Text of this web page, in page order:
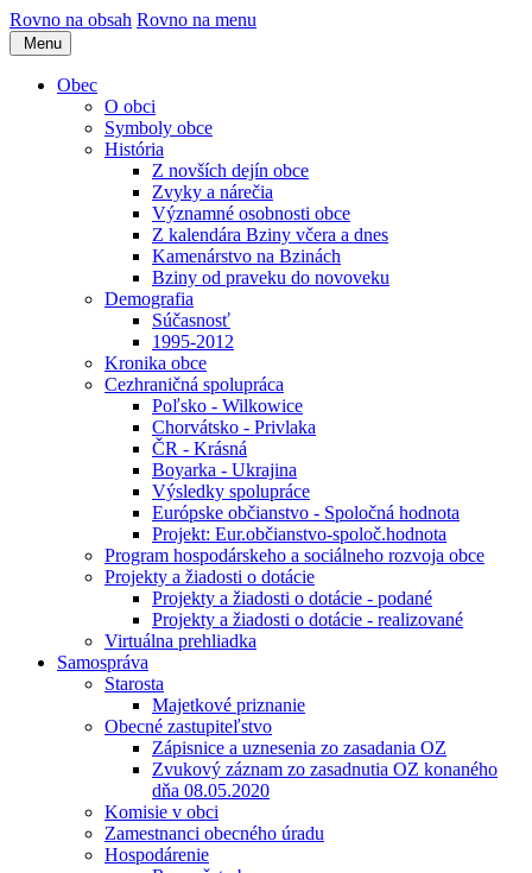
Rovno na obsah Rovno na menu
Menu
Obec
O obci
Symboly obce
História
Z novších dejín obce
Zvyky a nárečia
Významné osobnosti obce
Z kalendára Bziny včera a dnes
Kamenárstvo na Bzinách
Bziny od praveku do novoveku
Demografia
Súčasnosť
1995-2012
Kronika obce
Cezhraničná spolupráca
Poľsko - Wilkowice
Chorvátsko - Privlaka
ČR - Krásná
Boyarka - Ukrajina
Výsledky spolupráce
Európske občianstvo - Spoločná hodnota
Projekt: Eur.občianstvo-spoloč.hodnota
Program hospodárskeho a sociálneho rozvoja obce
Projekty a žiadosti o dotácie
Projekty a žiadosti o dotácie - podané
Projekty a žiadosti o dotácie - realizované
Virtuálna prehliadka
Samospráva
Starosta
Majetkové priznanie
Obecné zastupiteľstvo
Zápisnice a uznesenia zo zasadania OZ
Zvukový záznam zo zasadnutia OZ konaného
dňa 08.05.2020
Komisie v obci
Zamestnanci obecného úradu
Hospodárenie